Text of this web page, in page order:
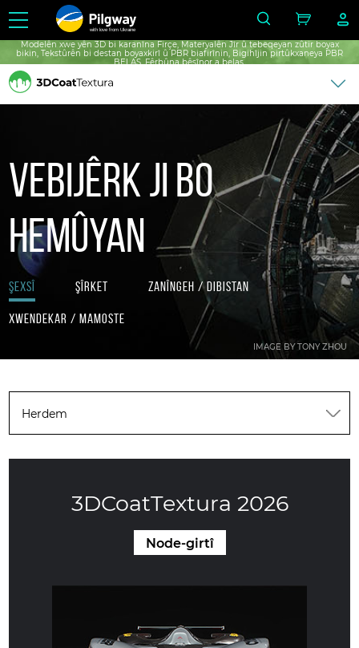
with love from Ukraine
Modelên xwe yên 3D bi karanîna Firçe, Materyalên Jîr û tebeqeyan zûtir boyax
bikin, Tekstûrên bi destan boyaxkirî û PBR biafirînin, Bigihîjin pirtûkxaneya PBR
BELAŞ, Fêrbûna bêsînor a belaş.
IMAGE BY TONY ZHOU
Vebijêrk ji bo
hemûyan
Şexsî Şîrket Zanîngeh / Dibistan
Xwendekar / Mamoste
Herdem
3DCoatTextura 2026
Node-girtî